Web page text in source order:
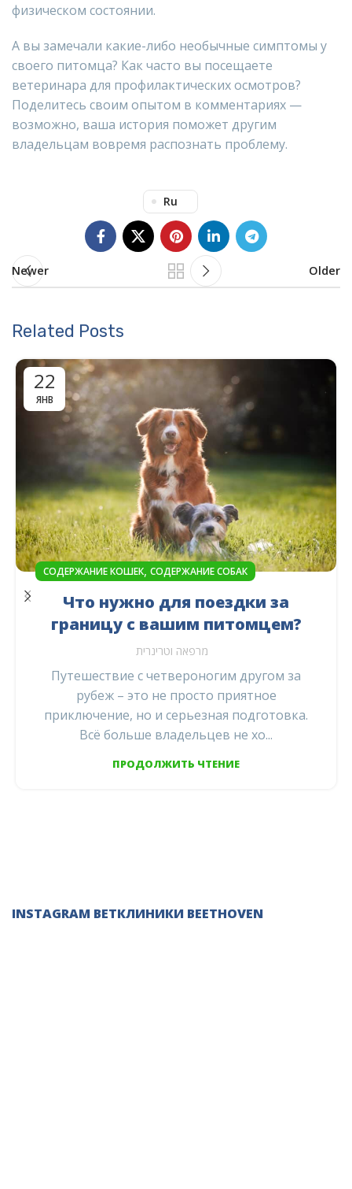
физическом состоянии.
А вы замечали какие-либо необычные симптомы у
своего питомца? Как часто вы посещаете
ветеринара для профилактических осмотров?
Поделитесь своим опытом в комментариях —
возможно, ваша история поможет другим
владельцам вовремя распознать проблему.
Ru
Newer Older
Related Posts
22
ЯНВ
СОДЕРЖАНИЕ КОШЕК, СОДЕРЖАНИЕ СОБАК
Что нужно для поездки за
границу с вашим питомцем?
מרפאה וטרינרית
Путешествие с четвероногим другом за
рубеж – это не просто приятное
приключение, но и серьезная подготовка.
Всё больше владельцев не хо...
ПРОДОЛЖИТЬ ЧТЕНИЕ
INSTAGRAM ВЕТКЛИНИКИ BEETHOVEN